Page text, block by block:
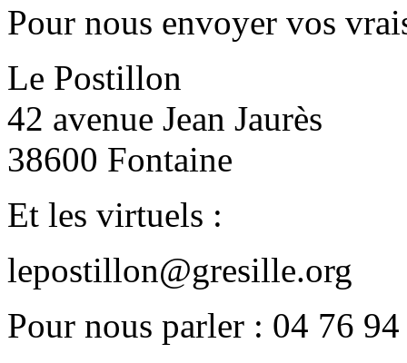
Pour nous envoyer vos
Le Postillon
42 avenue Jean Jaurès
38600 Fontaine
Et les virtuels :
lepostillon@gresille.org
Pour nous parler : 04 76